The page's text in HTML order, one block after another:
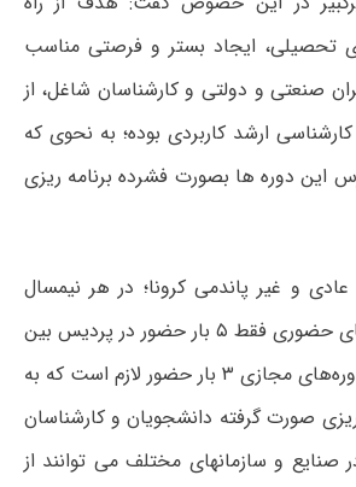
تحصیلی، ایجاد بستر و فرصتی مناسب
صنعتی و دولتی و کارشناسان شاغل، از
ارشد کاربردی بوده؛ به نحوی که
این دوره ها بصورت فشرده برنامه ریزی
و غیر پاندمی کرونا؛ در هر نیمسال
تحصیلی برای دوره‌های حضوری فقط ۵ بار حضور در پردیس بین
المللی کیش و برای دوره‌های مجازی ۳ بار حضور لازم است که به
صورت گرفته دانشجویان و کارشناسان
صنایع و سازمانهای مختلف می توانند از